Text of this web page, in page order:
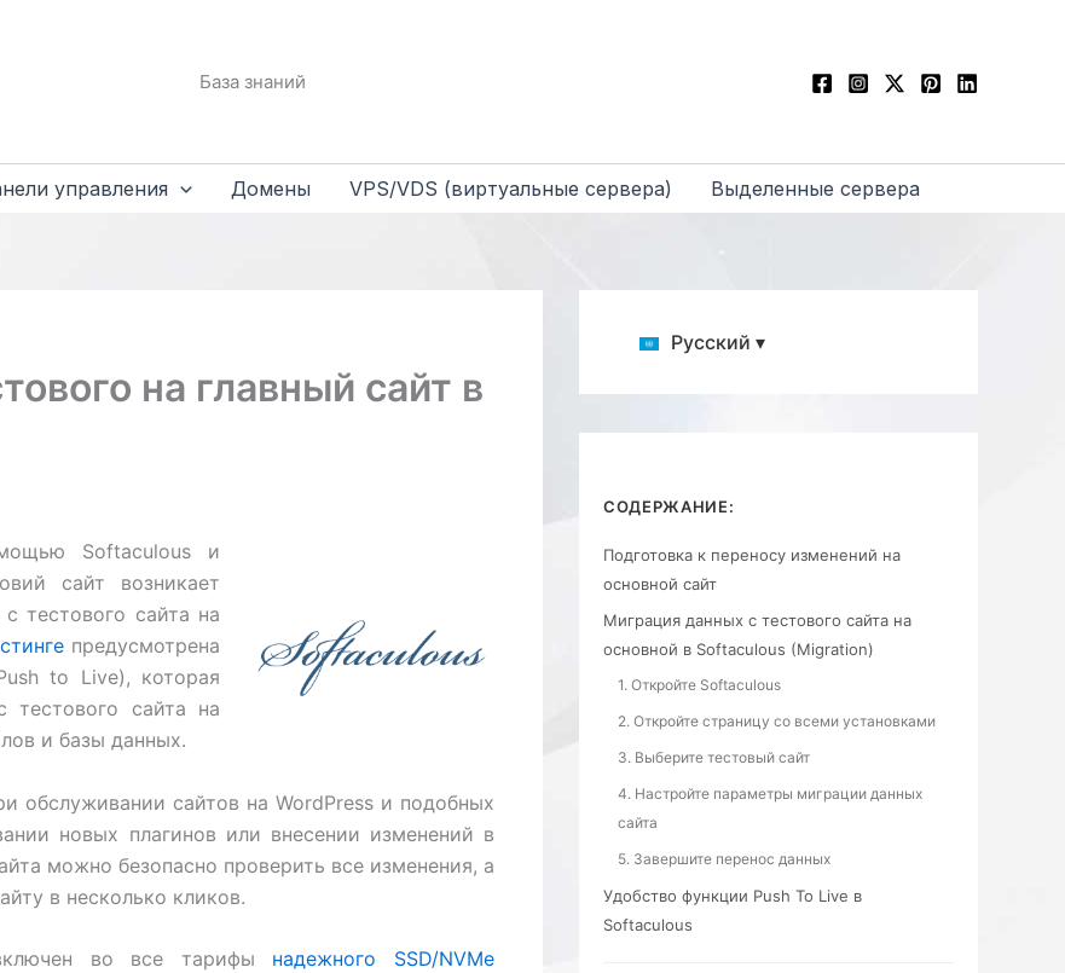
База знаний
управления Домены VPS/VDS (виртуальные сервера) Выделенные сервера
на главный сайт в
Softaculous и
сайт возникает
тестового сайта на
предусмотрена
to Live), которая
тестового сайта на
и базы данных.
обслуживании сайтов на WordPress и подобных
новых плагинов или внесении изменений в
можно безопасно проверить все изменения, а
в несколько кликов.
во все тарифы надежного SSD/NVMe
Русский ▾
СОДЕРЖАНИЕ:
Подготовка к переносу изменений на
основной сайт
Миграция данных с тестового сайта на
основной в Softaculous (Migration)
1. Откройте Softaculous
2. Откройте страницу со всеми установками
3. Выберите тестовый сайт
4. Настройте параметры миграции данных
сайта
5. Завершите перенос данных
Удобство функции Push To Live в
Softaculous